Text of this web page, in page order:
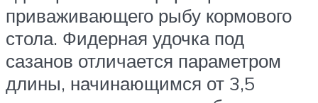
приваживающего рыбу кормового
стола. Фидерная удочка под
сазанов отличается параметром
длины, начинающимся от 3,5